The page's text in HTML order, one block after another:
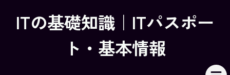
ITの基礎知識｜ITパスポー
ト・基本情報